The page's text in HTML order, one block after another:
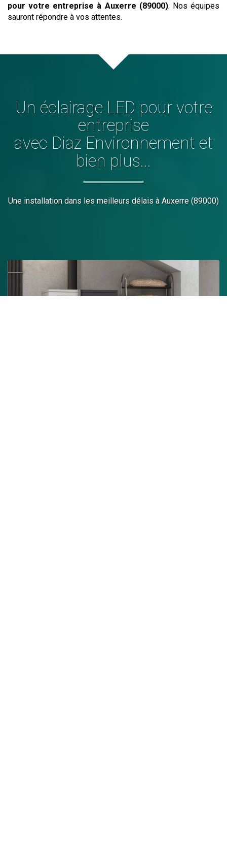
pour votre entreprise à Auxerre (89000). Nos équipes
sauront répondre à vos attentes.
Un éclairage LED pour votre
entreprise
avec Diaz Environnement et
bien plus...
Une installation dans les meilleurs délais à Auxerre (89000)